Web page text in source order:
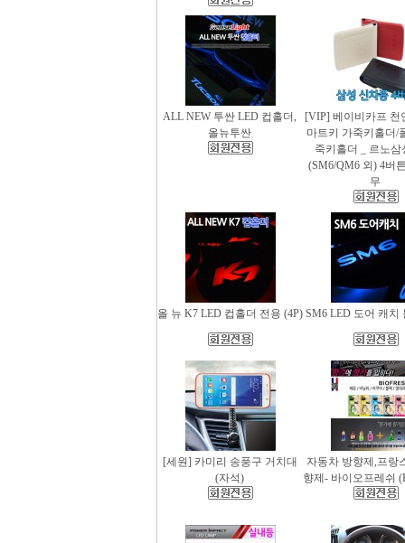
ALL NEW 투싼 LED 컵홀더,
올뉴투싼
[VIP] 베이비카프 천
마트키 가죽키홀더/
죽키홀더 _ 르노삼
(SM6/QM6 외) 4버
무
올 뉴 K7 LED 컵홀더 전용 (4P) SM6 LED 도어 캐치
[세원] 카미리 송풍구 거치대
(자석)
자동차 방향제,프랑
향제- 바이오프레쉬